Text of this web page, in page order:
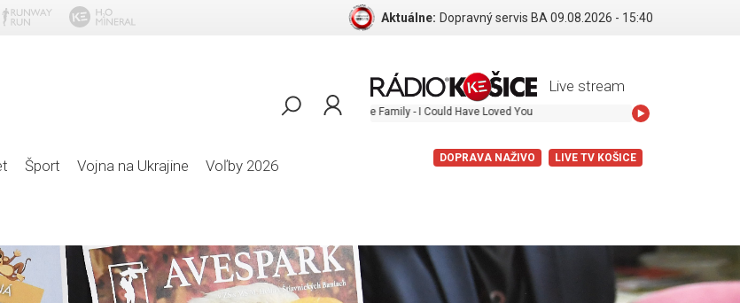
Aktuálne: Dopravný servis BA 09.08.2026 - 15:40
Šport Vojna na Ukrajine
Voľby 2026
Live stream
Lighthouse Family - I Could Have Loved You
DOPRAVA NAŽIVO LIVE TV KOŠICE